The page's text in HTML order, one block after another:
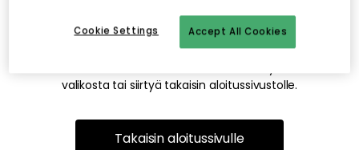
Tämä voi johtua siitä, että sivua ei enää ole tai siitä, että se
on siirretty muualle. Pahoittelemme tästä mahdollisesti
valikosta tai siirtyä takaisin aloitussivustolle.
Takaisin aloitussivulle
Accept All Cookies
Cookie Settings